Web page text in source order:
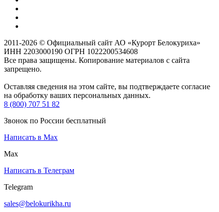
2011-2026 © Официальный сайт АО «Курорт Белокуриха»
ИНН 2203000190 ОГРН 1022200534608
Все права защищены. Копирование материалов с сайта
запрещено.
Оставляя сведения на этом сайте, вы подтверждаете согласие
на обработку ваших персональных данных.
8 (800) 707 51 82
Звонок по России бесплатный
Написать в Max
Max
Написать в Телеграм
Telegram
sales@belokurikha.ru